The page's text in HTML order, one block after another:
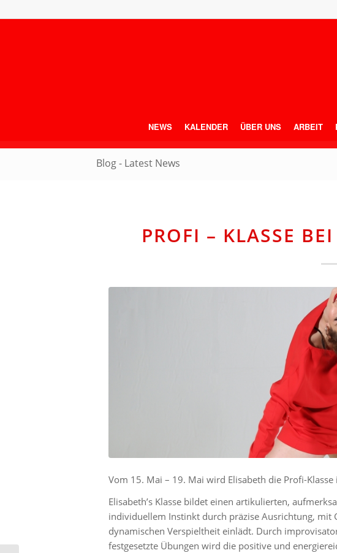
NEWS KALENDER ÜBER UNS ARBEIT
Blog - Latest News
PROFI – KLASSE
Vom 15. Mai – 19. Mai wird Elisabeth die Profi-
Elisabeth’s Klasse bildet einen artikulierten,
individuellem Instinkt durch präzise Ausrichtung,
dynamischen Verspieltheit einlädt. Durch
festgesetzte Übungen wird die positive und